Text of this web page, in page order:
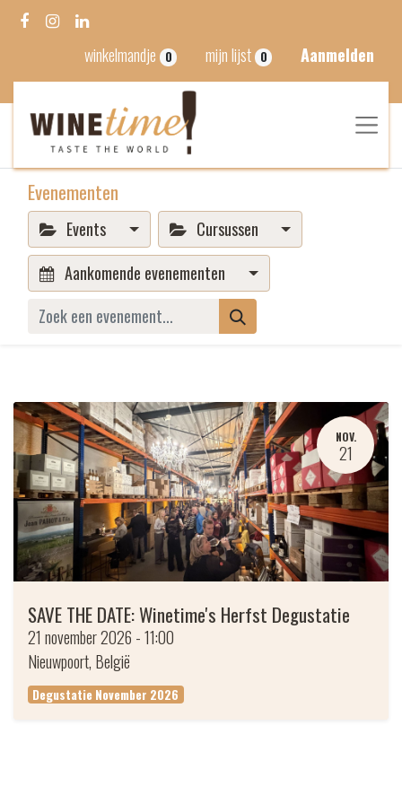
winkelmandje 0 mijn lijst 0 Aanmelden
Evenementen
Events
Cursussen
Aankomende evenementen
NOV.
21
SAVE THE DATE: Winetime's Herfst Degustatie
21 november 2026 -11:00
Nieuwpoort, België
Degustatie November 2026